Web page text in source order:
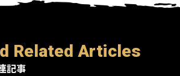
Related Articles
記事